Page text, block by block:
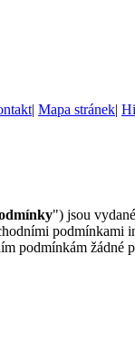
| Mapa stránek|
") jsou
podmínkami
podmínkám žádné